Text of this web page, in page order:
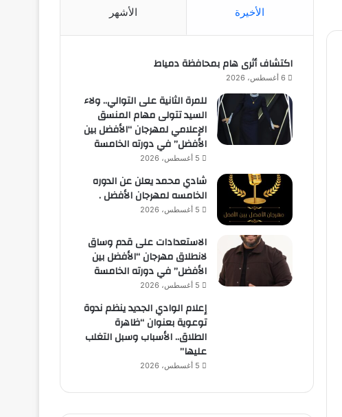
الأخيرة الأشهر
اكتشاف أثرى هام بمحافظة دمياط
6 أغسطس، 2026
للمرة الثانية على التوالي.. ولاء
السيد تتولى مهام المنسق
الإعلامي لمهرجان “الأفضل بين
الأفضل” في دورته الخامسة
5 أغسطس، 2026
شادي محمد يعلن عن الدوره
الخامسه لمهرجان الأفضل .
5 أغسطس، 2026
الاستعدادات على قدم وساق
لانطلاق مهرجان “الأفضل بين
الأفضل” في دورته الخامسة
5 أغسطس، 2026
إعلام الوادي الجديد ينظم ندوة
توعوية بعنوان “ظاهرة
الطلاق.. الأسباب وسبل التغلب
عليها”
5 أغسطس، 2026